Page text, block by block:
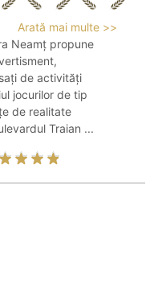
Arată mai multe >>
Neamț propune
de activități
jocurilor de tip
de realitate
Traian ...